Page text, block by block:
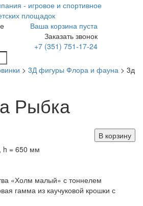
Ваша корзина пуста
Заказать звонок
+7 (351) 751-17-24
> 3Д фигуры Флора и фауна > 3д
Рыбка
В корзину
h = 650 мм
«Холм малый» с тоннелем
гамма из каучуковой крошки с